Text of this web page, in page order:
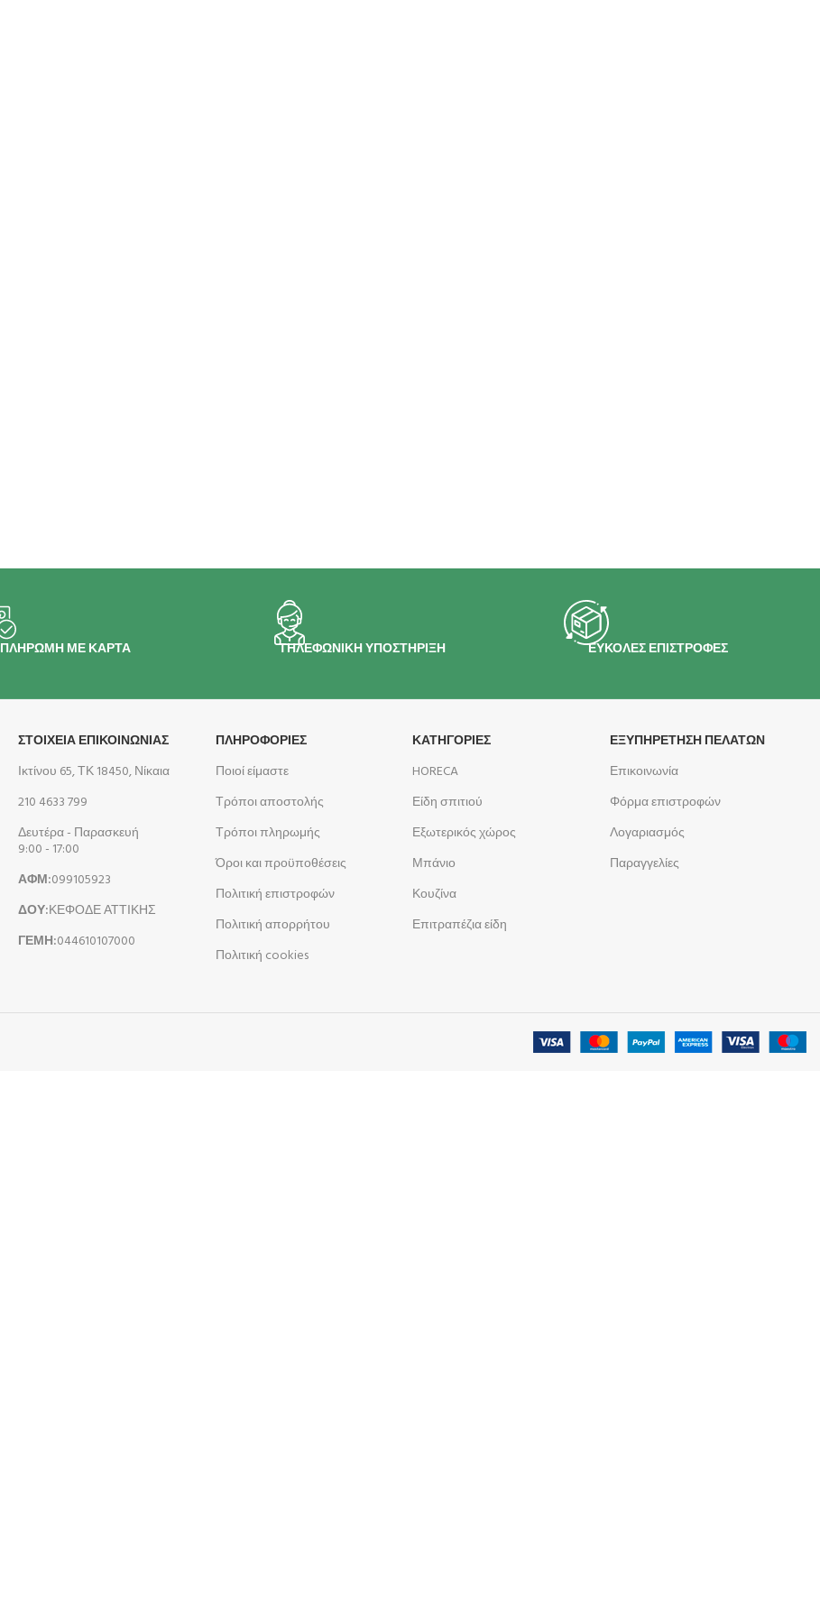
ΠΛΗΡΩΜΗ ΜΕ ΚΑΡΤΑ ΤΗΛΕΦΩΝΙΚΗ ΥΠΟΣΤΗΡΙΞΗ ΕΥΚΟΛΕΣ ΕΠΙΣΤΡΟΦΕΣ
ΣΤΟΙΧΕΙΑ ΕΠΙΚΟΙΝΩΝΙΑΣ
Ικτίνου 65, ΤΚ 18450, Νίκαια
210 4633 799
Δευτέρα - Παρασκευή
9:00 - 17:00
ΑΦΜ:099105923
ΔΟΥ:ΚΕΦΟΔΕ ΑΤΤΙΚΗΣ
ΓΕΜΗ:044610107000
ΠΛΗΡΟΦΟΡΊΕΣ
Ποιοί είμαστε
Τρόποι αποστολής
Τρόποι πληρωμής
Όροι και προϋποθέσεις
Πολιτική επιστροφών
Πολιτική απορρήτου
Πολιτική cookies
ΚΑΤΗΓΟΡΙΕΣ
HORECA
Είδη σπιτιού
Εξωτερικός χώρος
Μπάνιο
Κουζίνα
Επιτραπέζια είδη
ΕΞΥΠΗΡΕΤΗΣΗ ΠΕΛΑΤΩΝ
Επικοινωνία
Φόρμα επιστροφών
Λογαριασμός
Παραγγελίες